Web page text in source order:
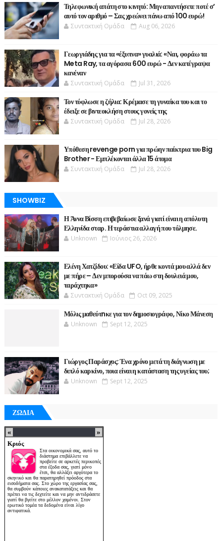
Τηλεφωνική απάτη στο κινητό: Μην απαντήσετε ποτέ σ’
αυτό τον αριθμό – Σας χρεώνει πάνω από 100 ευρώ!
Συντακτική Ομάδα Aug 06, 2026
Γεωργιάδης για τα «έξυπνα» γυαλιά: «Ναι, φοράω τα
Meta Ray, τα αγόρασα 600 ευρώ - Δεν κατέγραψα
κανέναν
Συντακτική Ομάδα Jul 31, 2026
Τον τύφλωσε η ζήλια: Κρέμασε τη γυναίκα του και το
έδειξε σε βιντεοκλήση στους γονείς της
Συντακτική Ομάδα Jul 28, 2026
Υπόθεση revenge porn για πρώην παίκτρια του Big
Brother - Εμπλέκονται άλλα 15 άτομα
Συντακτική Ομάδα Jul 28, 2026
SHOWBIZ
Η Άννα Βίσση επιβεβαίωσε ξανά γιατί είναι η απόλυτη
Ελληνίδα σταρ. Η τεράστια αλλαγή που τόλμησε.
Unknown Ιούνιος 26, 2026
Ελένη Χατζίδου: «Είδα UFO, ήρθε κοντά μου αλλά δεν
με πήρε – Δεν μπορούσα να πάω στη δουλειά μου,
ταράχτηκα»
Συντακτική Ομάδα Oct 09, 2025
Μόλις μαθεύτnκε για τον δημοσιογράφο, Νίκο Μάνεση
Unknown Sept 12, 2025
Γιώργος Παράσχος: Ένα χρόνο μετά τη διάγνωση με
διπλό καρκίνο, ποια είναι η κατάσταση της υγείας του;
Unknown Sept 12, 2025
ΖΩΔΙΑ